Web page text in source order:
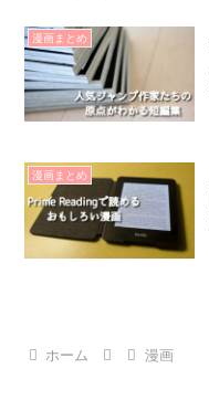
漫画まとめ
漫画まとめ
ホーム 漫画